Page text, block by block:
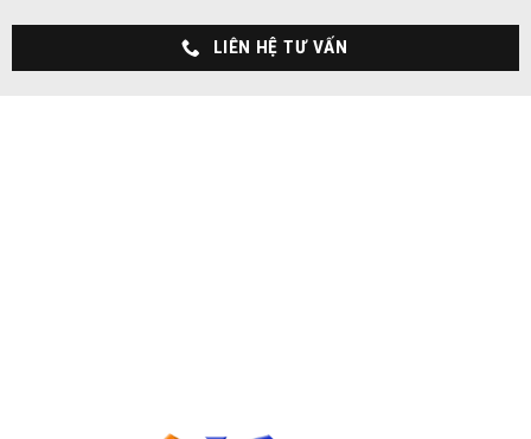
LIÊN HỆ TƯ VẤN